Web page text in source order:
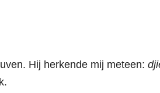
Hij herkende mij meteen: